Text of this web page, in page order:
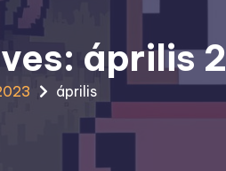
április
április